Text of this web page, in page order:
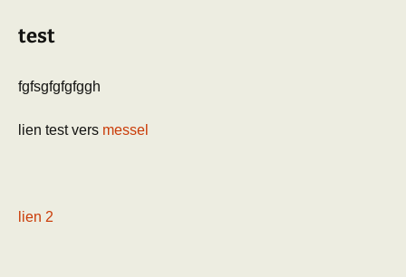
test
fgfsgfgfgfggh
lien test vers messel
lien 2